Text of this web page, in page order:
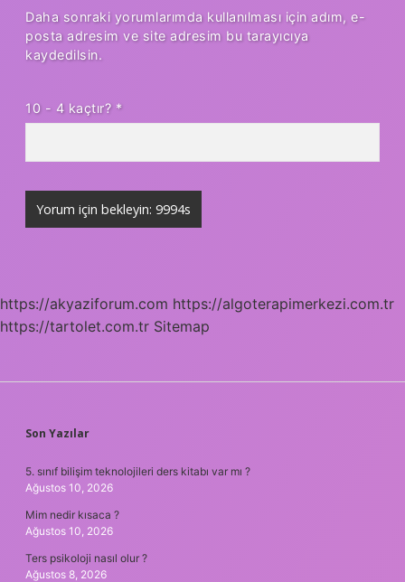
Daha sonraki yorumlarımda kullanılması için adım, e-
posta adresim ve site adresim bu tarayıcıya
kaydedilsin.
10 - 4 kaçtır? *
https://akyaziforum.com https://algoterapimerkezi.com.tr
https://tartolet.com.tr Sitemap
SIDEBAR
Son Yazılar
5. sınıf bilişim teknolojileri ders kitabı var mı ?
Ağustos 10, 2026
Mim nedir kısaca ?
Ağustos 10, 2026
Ters psikoloji nasıl olur ?
Ağustos 8, 2026